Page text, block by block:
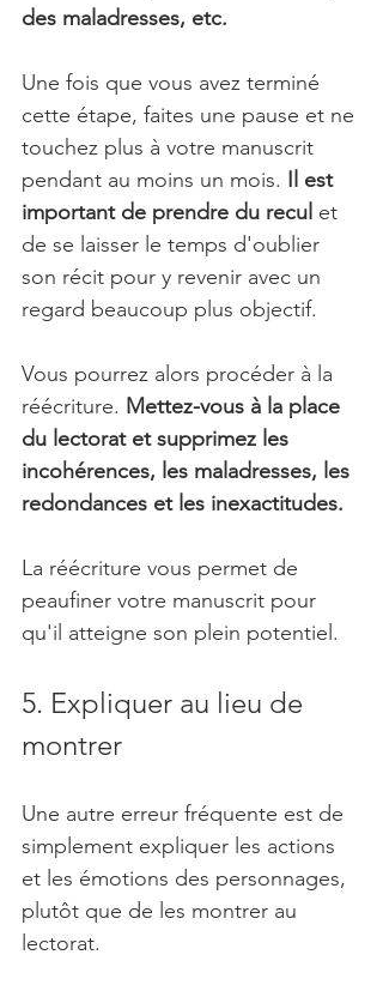
des maladresses, etc.
Une fois que vous avez terminé
cette étape, faites une pause et ne
touchez plus à votre manuscrit
pendant au moins un mois. Il est
important de prendre du recul et
de se laisser le temps d'oublier
son récit pour y revenir avec un
regard beaucoup plus objectif.
Vous pourrez alors procéder à la
réécriture. Mettez-vous à la place
du lectorat et supprimez les
incohérences, les maladresses, les
redondances et les inexactitudes.
La réécriture vous permet de
peaufiner votre manuscrit pour
qu'il atteigne son plein potentiel.
5. Expliquer au lieu de
montrer
Une autre erreur fréquente est de
simplement expliquer les actions
et les émotions des personnages,
plutôt que de les montrer au
lectorat.